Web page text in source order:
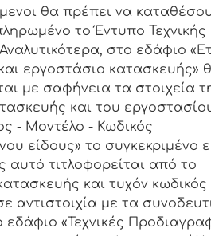
θα πρέπει να
το Έντυπο Τεχνικής
στο εδάφιο
εργοστάσιο κατασκευής»
με σαφήνεια τα στοιχεία
και του
- Μοντέλο - Κωδικός
είδους» το συγκεκριμένο
αυτό τιτλοφορείται από το
και τυχόν
αντιστοιχία με τα
«Τεχνικές